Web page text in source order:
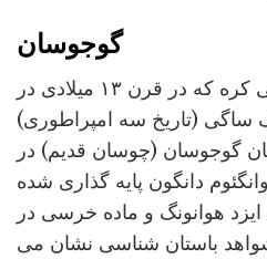
گوجوسان
بر اساس اسطوره شناسی کره که در قرن ۱۳ میلادی در
(تاریخ سه امپراطوری)
گوجوسان (چوسان قدیم) در
وانگئوم دانگون پایه گذاری شده
هوانونگ و ماده خرسی در
باستان شناسی نشان می